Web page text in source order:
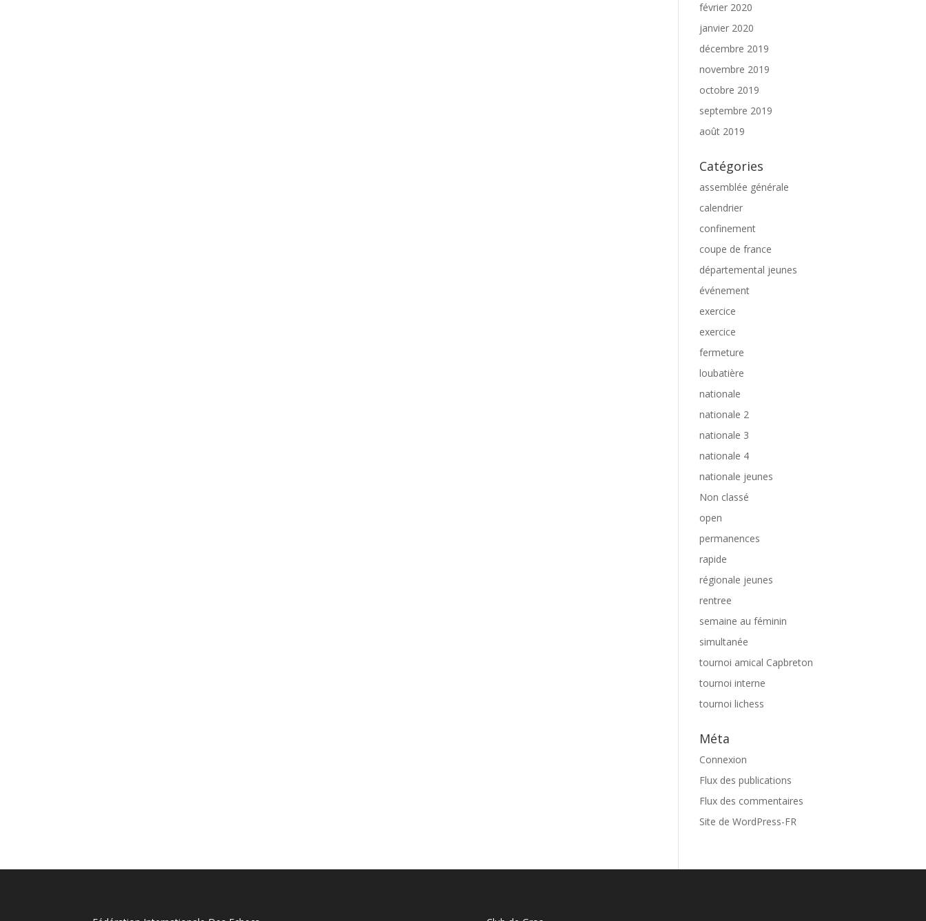
février 2020
janvier 2020
décembre 2019
novembre 2019
octobre 2019
septembre 2019
août 2019
Catégories
assemblée générale
calendrier
confinement
coupe de france
départemental jeunes
événement
exercice
exercice
fermeture
loubatière
nationale
nationale 2
nationale 3
nationale 4
nationale jeunes
Non classé
open
permanences
rapide
régionale jeunes
rentree
semaine au féminin
simultanée
tournoi amical Capbreton
tournoi interne
tournoi lichess
Méta
Connexion
Flux des publications
Flux des commentaires
Site de WordPress-FR